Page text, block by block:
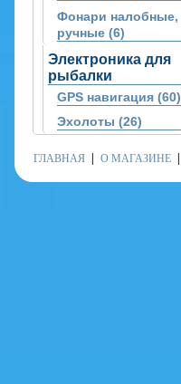
Фонари налобные,
ручные (6)
Электроника для
рыбалки
GPS навигация (60)
Эхолоты (26)
ГЛАВНАЯ О МАГАЗИНЕ